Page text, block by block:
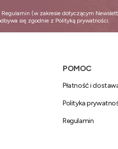
Regulamin (w zakresie dotyczącym
się zgodnie z Polityką prywatności.
POMOC
Płatność i
Polityka
Regulamin